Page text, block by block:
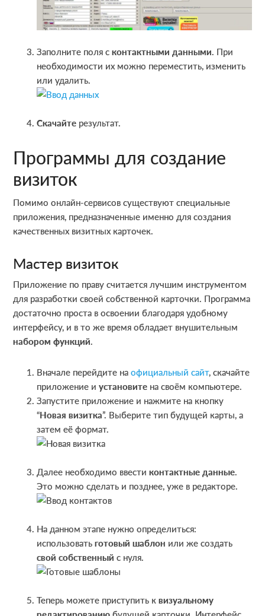
Заполните поля сконтактными данными. При
необходимости их можно переместить, изменить
или удалить.
Скачайте результат.
Программы для создание
визиток
Помимо онлайн-сервисов существуют специальные
приложения, предназначенные именно для создания
качественных визитных карточек.
Мастер визиток
Приложение по праву считается лучшим инструментом
для разработки своей собственной карточки. Программа
достаточно проста в освоении благодаря удобному
интерфейсу, и в то же время обладает внушительным
набором функций.
Вначале перейдите наофициальный сайт, скачайте
приложение иустановите на своём компьютере.
Запустите приложение и нажмите на кнопку
“Новая визитка”. Выберите тип будущей карты, а
затем её формат.
Далее необходимо ввестиконтактные данные.
Это можно сделать и позднее, уже в редакторе.
На данном этапе нужно определиться:
использоватьготовый шаблон или же создать
свой собственный с нуля.
Теперь можете приступить квизуальному